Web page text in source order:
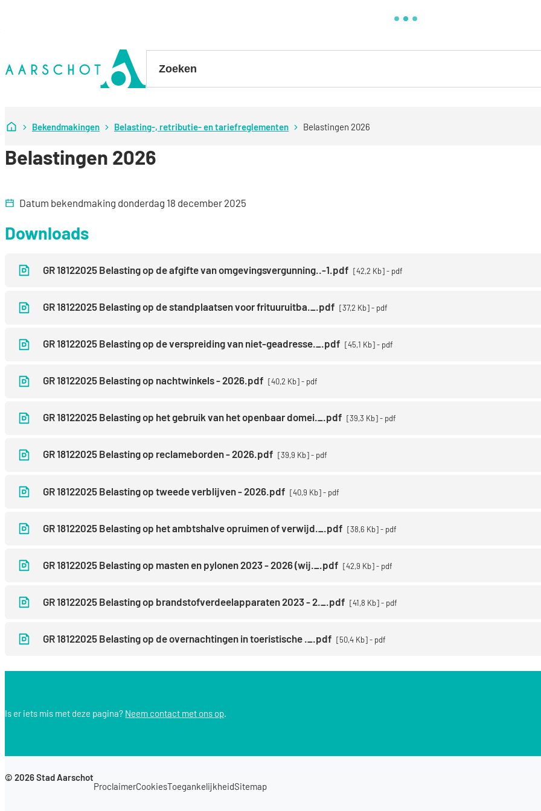
Startpagina
Bekendmakingen Belasting-, retributie- en tariefreglementen Belastingen 2026
Belastingen 2026
Datum bekendmaking donderdag 18 december 2025
Downloads
GR 18122025 Belasting op de afgifte van omgevingsvergunning..-1.pdf 42,2 Kb pdf
GR 18122025 Belasting op de standplaatsen voor frituuruitba._.pdf 37,2 Kb pdf
GR 18122025 Belasting op de verspreiding van niet-geadresse._.pdf 45,1 Kb pdf
GR 18122025 Belasting op nachtwinkels - 2026.pdf 40,2 Kb pdf
GR 18122025 Belasting op het gebruik van het openbaar domei._.pdf 39,3 Kb pdf
GR 18122025 Belasting op reclameborden - 2026.pdf 39,9 Kb pdf
GR 18122025 Belasting op tweede verblijven - 2026.pdf 40,9 Kb pdf
GR 18122025 Belasting op het ambtshalve opruimen of verwijd._.pdf 38,6 Kb pdf
GR 18122025 Belasting op masten en pylonen 2023 - 2026 (wij._.pdf 42,9 Kb pdf
GR 18122025 Belasting op brandstofverdeelapparaten 2023 - 2._.pdf 41,8 Kb pdf
GR 18122025 Belasting op de overnachtingen in toeristische ._.pdf 50,4 Kb pdf
Is er iets mis met deze pagina? Neem contact met ons op.
© 2026Stad Aarschot
ProclaimerCookiesToegankelijkheidSitemap